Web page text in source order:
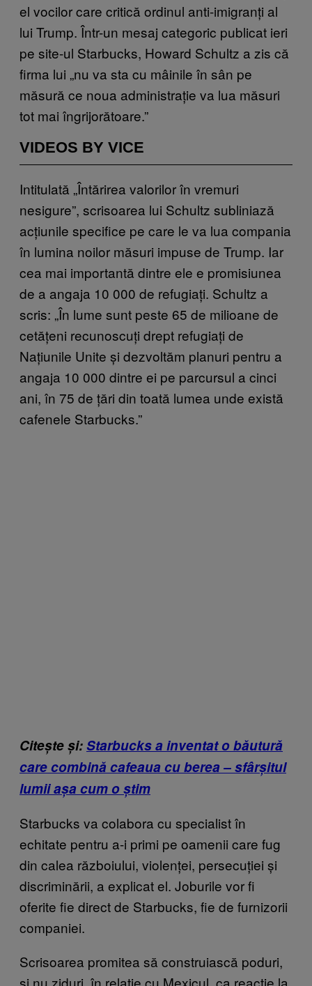
el vocilor care critică ordinul anti-imigranți al
lui Trump. Într-un mesaj categoric publicat ieri
pe site-ul Starbucks, Howard Schultz a zis că
firma lui „nu va sta cu mâinile în sân pe
măsură ce noua administrație va lua măsuri
tot mai îngrijorătoare.”
VIDEOS BY VICE
Intitulată „Întărirea valorilor în vremuri
nesigure”, scrisoarea lui Schultz subliniază
acțiunile specifice pe care le va lua compania
în lumina noilor măsuri impuse de Trump. Iar
cea mai importantă dintre ele e promisiunea
de a angaja 10 000 de refugiați. Schultz a
scris: „În lume sunt peste 65 de milioane de
cetățeni recunoscuți drept refugiați de
Națiunile Unite și dezvoltăm planuri pentru a
angaja 10 000 dintre ei pe parcursul a cinci
ani, în 75 de țări din toată lumea unde există
cafenele Starbucks.”
Citește și:Starbucks a inventat o băutură
care combină cafeaua cu berea – sfârșitul
lumii așa cum o știm
Starbucks va colabora cu specialist în
echitate pentru a-i primi pe oamenii care fug
din calea războiului, violenței, persecuției și
discriminării, a explicat el. Joburile vor fi
oferite fie direct de Starbucks, fie de furnizorii
companiei.
Scrisoarea promitea să construiască poduri,
și nu ziduri, în relație cu Mexicul, ca reacție la